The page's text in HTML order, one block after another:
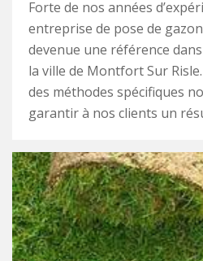
Forte de nos années
entreprise de pose de
devenue une référence
la ville de Montfort Sur
des méthodes spécifiques
garantir à nos clients un